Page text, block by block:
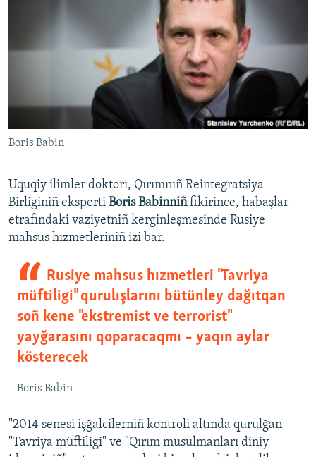
Boris Babin
Uquqiy ilimler doktorı, Qırımnıñ Reintegratsiya
Birliginiñ eksperti Boris Babinniñfikirince, habaşlar
etrafındaki vaziyetniñ kerginleşmesinde Rusiye
mahsus hızmetleriniñ izi bar.
Rusiye mahsus hızmetleri "Tavriya
müftiligi" qurulışlarını bütünley dağıtqan
soñ kene "ekstremist ve terrorist"
yayğarasını qoparacaqmı – yaqın aylar
kösterecek
Boris Babin
"2014 senesi işğalcilerniñ kontroli altında qurulğan
"Tavriya müftiligi" ve "Qırım musulmanları diniy